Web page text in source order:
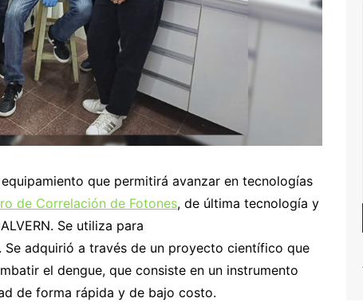
que permitirá avanzar en tecnologías
de Correlación de Fotones, de última tecnología y
Se utiliza para
Se adquirió a través de un proyecto científico que
el dengue, que consiste en un instrumento
de forma rápida y de bajo costo.